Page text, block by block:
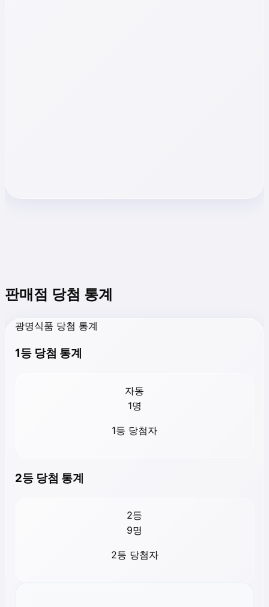
판매점 당첨 통계
광명식품 당첨 통계
1등 당첨 통계
자동
1명
1등 당첨자
2등 당첨 통계
2등
9명
2등 당첨자